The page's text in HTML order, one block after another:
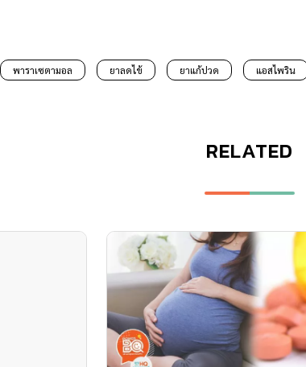
พาราเซตามอล ยาลดไข้ ยาแก้ปวด แอสไพริน
RELATED